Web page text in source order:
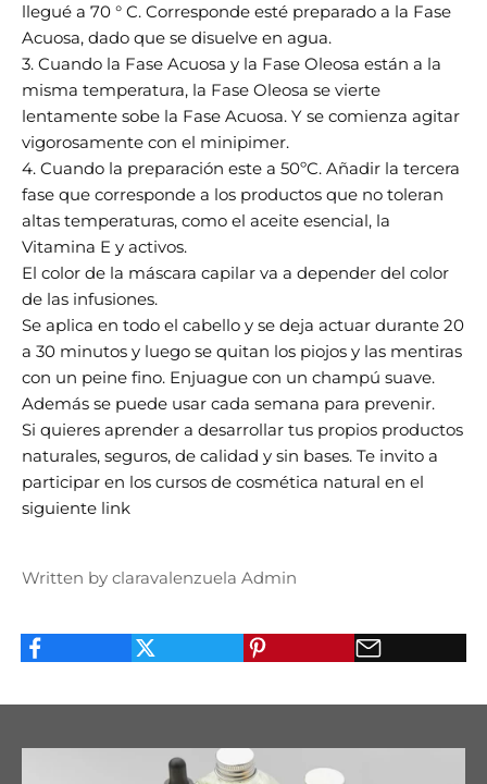
llegué a 70 ° C. Corresponde esté preparado a la Fase
Acuosa, dado que se disuelve en agua.
3. Cuando la Fase Acuosa y la Fase Oleosa están a la
misma temperatura, la Fase Oleosa se vierte
lentamente sobe la Fase Acuosa. Y se comienza agitar
vigorosamente con el minipimer.
4. Cuando la preparación este a 50ºC. Añadir la tercera
fase que corresponde a los productos que no toleran
altas temperaturas, como el aceite esencial, la
Vitamina E y activos.
El color de la máscara capilar va a depender del color
de las infusiones.
Se aplica en todo el cabello y se deja actuar durante 20
a 30 minutos y luego se quitan los piojos y las mentiras
con un peine fino. Enjuague con un champú suave.
Además se puede usar cada semana para prevenir.
Si quieres aprender a desarrollar tus propios productos
naturales, seguros, de calidad y sin bases. Te invito a
participar en los cursos de cosmética natural en el
siguiente link
Written by claravalenzuela Admin